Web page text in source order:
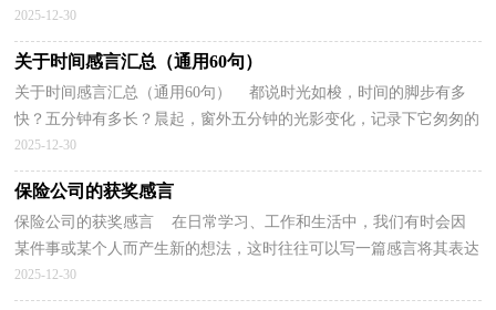
么写才恰当呢？下面是小编精心整理的小学生入学的...
2025-12-30
关于时间感言汇总（通用60句）
关于时间感言汇总（通用60句） 都说时光如梭，时间的脚步有多
快？五分钟有多长？晨起，窗外五分钟的光影变化，记录下它匆匆的
脚步……无论你做与不做，想与不想，就像静静的河在那流淌，我
们...
2025-12-30
保险公司的获奖感言
保险公司的获奖感言 在日常学习、工作和生活中，我们有时会因
某件事或某个人而产生新的想法，这时往往可以写一篇感言将其表达
出来。那么要如何写呢？以下是小编帮大家整理的保...
2025-12-30